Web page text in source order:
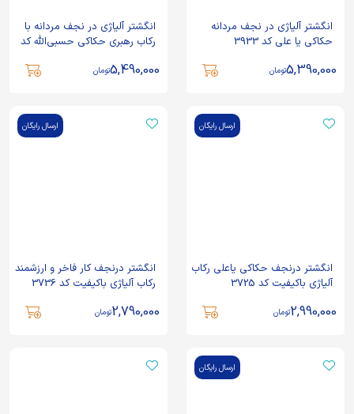
انگشتر آلیاژی در نجف مردانه
حکاکی یا علی کد 3933
5,390,000تومان
انگشتر آلیاژی در نجف مردانه با
رکاب رهبری حکاکی حسبی‌الله کد
5,490,000تومان
ارسال رایگان
انگشتر درنجف حکاکی یاعلی رکاب
آلیاژی باکیفیت کد 3725
2,990,000تومان
ارسال رایگان
انگشتر درنجف کار فاخر و ارزشمند
رکاب آلیاژی باکیفیت کد 3736
2,790,000تومان
ارسال رایگان